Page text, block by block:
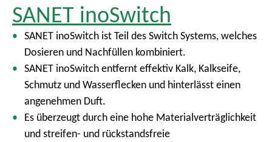
SANET inoSwitch
SANET inoSwitch ist Teil des Switch Systems, welches
Dosieren und Nachfüllen kombiniert.
SANET inoSwitch entfernt effektiv Kalk, Kalkseife,
Schmutz und Wasserflecken und hinterlässt einen
angenehmen Duft.
Es überzeugt durch eine hohe Materialverträglichkeit
und streifen- und rückstandsfreie